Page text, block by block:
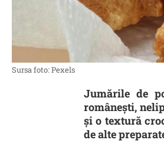
Sursa foto: Pexels
Jumările de
românești,
și o textură
de alte